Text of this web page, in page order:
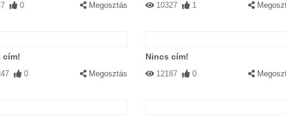
0 Megosztás 10327 1
cím!
0 Megosztás
Nincs cím!
12187 0